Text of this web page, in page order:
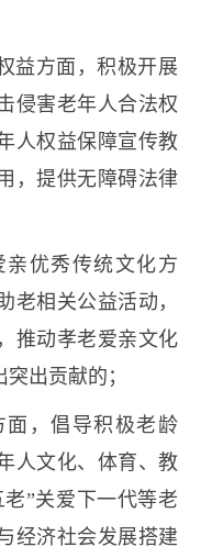
益方面，积极开展
侵害老年人合法权
人权益保障宣传教
，提供无障碍法律
亲优秀传统文化方
老相关公益活动，
推动孝老爱亲文化
出贡献的；
面，倡导积极老龄
人文化、体育、教
”关爱下一代等老
经济社会发展搭建